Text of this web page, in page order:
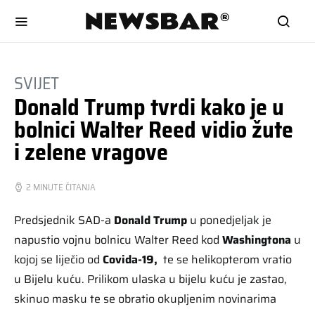
SVIJET
Donald Trump tvrdi kako je u
bolnici Walter Reed vidio žute
i zelene vragove
2 MINUTE ČITANJA
Predsjednik SAD-a Donald Trump u ponedjeljak je
napustio vojnu bolnicu Walter Reed kod Washingtona u
kojoj se liječio od Covida-19, te se helikopterom vratio
u Bijelu kuću. Prilikom ulaska u bijelu kuću je zastao,
skinuo masku te se obratio okupljenim novinarima